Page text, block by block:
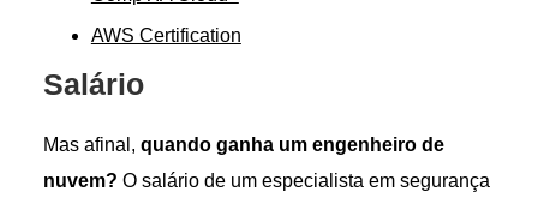
AWS Certification
Salário
Mas afinal, quando ganha um engenheiro de
nuvem? O salário de um especialista em segurança